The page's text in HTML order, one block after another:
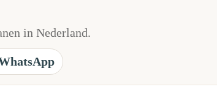
in Nederland.